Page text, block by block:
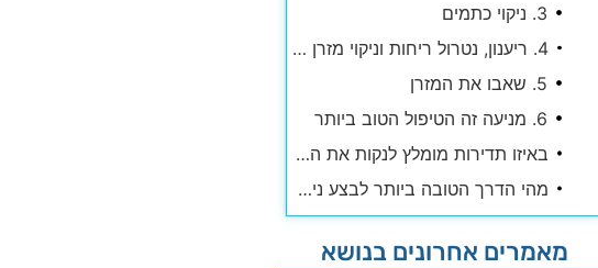
3. ניקוי כתמים
4. ריענון, נטרול ריחות וניקוי מזרן עם סודה לשתיה
5. שאבו את המזרן
6. מניעה זה הטיפול הטוב ביותר
באיזו תדירות מומלץ לנקות את המזרן ?
מהי הדרך הטובה ביותר לבצע ניקוי מזרנים ?
מאמרים אחרונים בנושא